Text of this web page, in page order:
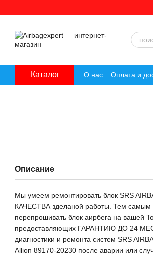
Каталог О нас Оплата и
Описание
Мы умеем ремонтировать блок SRS
КАЧЕСТВА зделаной работы. Тем самым
перепрошивать блок аирбега на вашей
предоставляющих ГАРАНТИЮ ДО 24
диагностики и ремонта систем SRS
Allion 89170-20230 после аварии или